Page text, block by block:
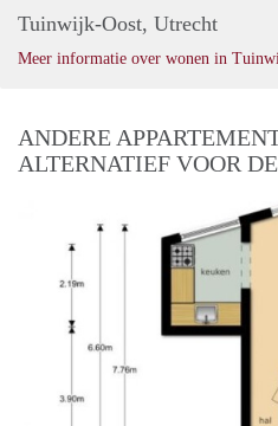
Tuinwijk-Oost, Utrecht
Meer informatie over wonen in
ANDERE
ALTERNATIEF VOOR